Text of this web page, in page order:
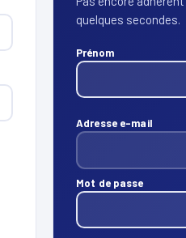
quelques secondes.
Prénom
Adresse e-mail
Mot de passe